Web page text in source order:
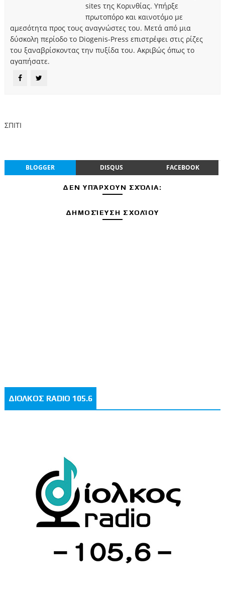
sites της Κορινθίας. Υπήρξε
πρωτοπόρο και καινοτόμο με
αμεσότητα προς τους αναγνώστες του. Μετά από μια
δύσκολη περίοδο το Diogenis-Press επιστρέφει στις ρίζες
του ξαναβρίσκοντας την πυξίδα του. Ακριβώς όπως το
αγαπήσατε.
ΣΠΙΤΙ
BLOGGER DISQUS FACEBOOK
ΔΕΝ ΥΠΆΡΧΟΥΝ ΣΧΌΛΙΑ:
ΔΗΜΟΣΊΕΥΣΗ ΣΧΟΛΊΟΥ
ΔΙΟΛΚΟΣ RADIO 105.6